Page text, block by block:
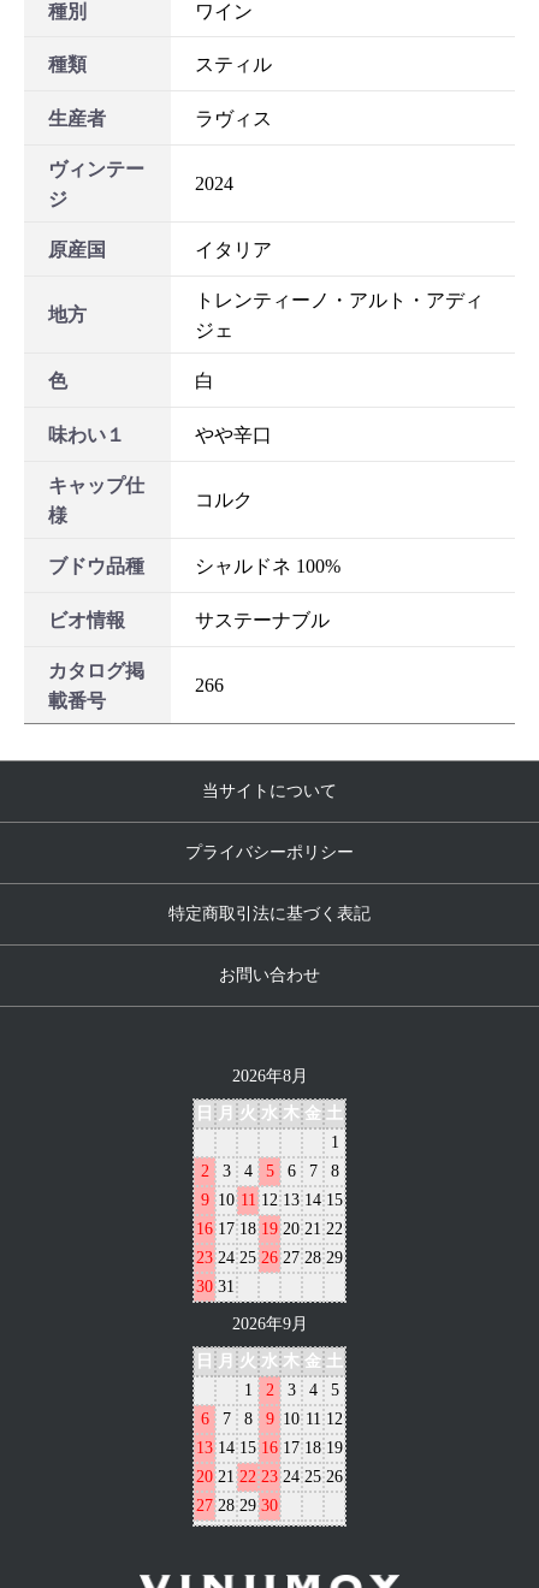
お買い物を続ける
種別 ワイン
種類 スティル
生産者 ラヴィス
ヴィンテー
ジ
2024
原産国 イタリア
地方
トレンティーノ・アルト・アディ
ジェ
色 白
味わい１ やや辛口
キャップ仕
様
コルク
ブドウ品種 シャルドネ 100%
ビオ情報 サステーナブル
カタログ掲
載番号
266
当サイトについて
プライバシーポリシー
特定商取引法に基づく表記
お問い合わせ
2026年8月
日 月 火 水 木 金 土
1
2
3 4 5 6 7
8
9 10 11 12 13 14 15
16 17 18 19 20 21 22
23 24 25 26 27 28 29
30 31
2026年9月
日 月 火 水 木 金 土
1
2 3 4
5
6
7 8 9 10 11 12
13 14 15 16 17 18 19
20 21 22 23 24 25 26
27 28 29 30